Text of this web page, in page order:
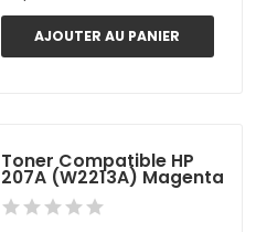
AJOUTER AU PANIER
Toner Compatible HP
207A (W2213A) Magenta